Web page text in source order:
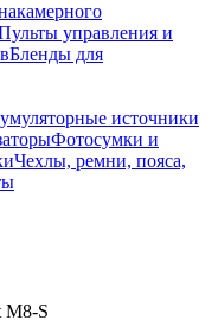
управления и
Бленды для
источники
Фотосумки и
Чехлы, ремни, пояса,
M8-S